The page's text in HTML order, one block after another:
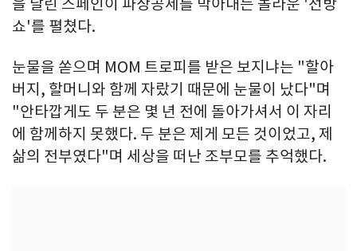
을 날린 스페인이 파상공세를 막아내는 놀라운 '선방
쇼'를 펼쳤다.
눈물을 쏟으며 MOM 트로피를 받은 보지냐는 "할아
버지, 할머니와 함께 자랐기 때문에 눈물이 났다"며
"안타깝게도 두 분은 몇 년 전에 돌아가셔서 이 자리
에 함께하지 못했다. 두 분은 제게 모든 것이었고, 제
삶의 전부였다"며 세상을 떠난 조부모를 추억했다.